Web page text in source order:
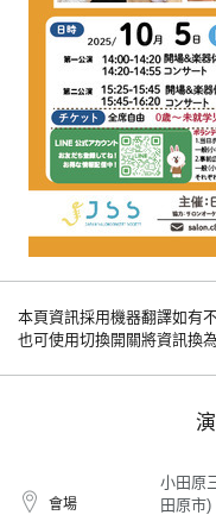
本頁資訊採用機器翻譯如有
也可使用切換開關將資訊換
會場
小田原
田原市)